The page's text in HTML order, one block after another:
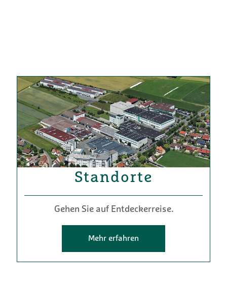
Standorte
Gehen Sie auf Entdeckerreise.
Mehr erfahren